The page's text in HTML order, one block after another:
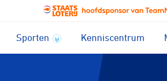
Sporten Kenniscentrum